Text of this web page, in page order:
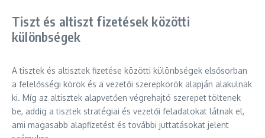
Tiszt és altiszt fizetések közötti
különbségek
A tisztek és altisztek fizetése közötti különbségek elsősorban
a felelősségi körök és a vezetői szerepkörök alapján alakulnak
ki. Míg az altisztek alapvetően végrehajtó szerepet töltenek
be, addig a tisztek stratégiai és vezetői feladatokat látnak el,
ami magasabb alapfizetést és további juttatásokat jelent